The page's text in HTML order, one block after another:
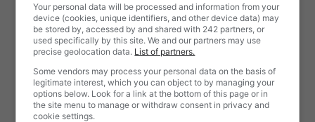
Your personal data will be processed and information from your
device (cookies, unique identifiers, and other device data) may
be stored by, accessed by and shared with 242 partners, or
used specifically by this site. We and our partners may use
precise geolocation data. List of partners.
Some vendors may process your personal data on the basis of
legitimate interest, which you can object to by managing your
options below. Look for a link at the bottom of this page or in
the site menu to manage or withdraw consent in privacy and
cookie settings.